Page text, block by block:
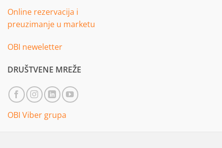
Online rezervacija i
preuzimanje u marketu
OBI neweletter
DRUŠTVENE MREŽE
OBI Viber grupa